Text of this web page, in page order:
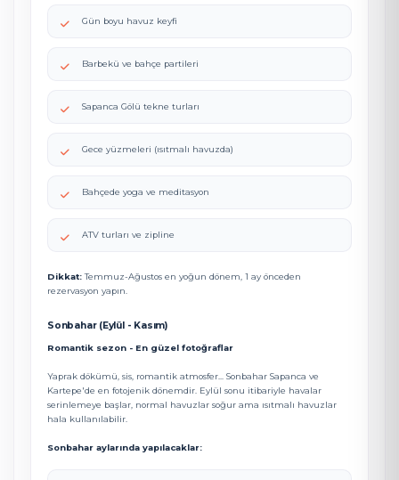
Gün boyu havuz keyfi
Barbekü ve bahçe partileri
Sapanca Gölü tekne turları
Gece yüzmeleri (ısıtmalı havuzda)
Bahçede yoga ve meditasyon
ATV turları ve zipline
Dikkat:Temmuz-Ağustos en yoğun dönem, 1 ay önceden
rezervasyon yapın.
Sonbahar (Eylül - Kasım)
Romantik sezon - En güzel fotoğraflar
Yaprak dökümü, sis, romantik atmosfer... Sonbahar Sapanca ve
Kartepe'de en fotojenik dönemdir. Eylül sonu itibariyle havalar
serinlemeye başlar, normal havuzlar soğur ama ısıtmalı havuzlar
hala kullanılabilir.
Sonbahar aylarında yapılacaklar: